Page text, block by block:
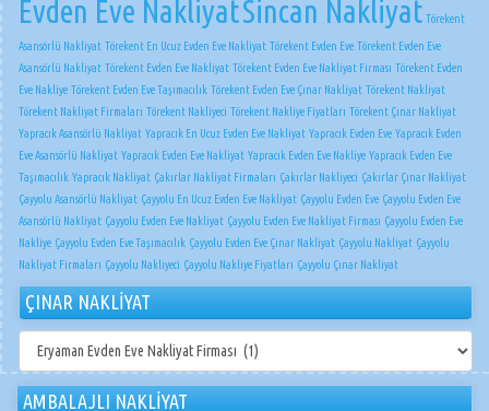
Evden Eve NakliyatSincan Nakliyat Törekent
Asansörlü Nakliyat Törekent En Ucuz Evden Eve Nakliyat Törekent Evden Eve Törekent Evden Eve
Asansörlü Nakliyat Törekent Evden Eve Nakliyat Törekent Evden Eve Nakliyat Firması Törekent Evden
Eve Nakliye Törekent Evden Eve Taşımacılık Törekent Evden Eve Çınar Nakliyat Törekent Nakliyat
Törekent Nakliyat Firmaları Törekent Nakliyeci Törekent Nakliye Fiyatları Törekent Çınar Nakliyat
Yapracık Asansörlü Nakliyat Yapracık En Ucuz Evden Eve Nakliyat Yapracık Evden Eve Yapracık Evden
Eve Asansörlü Nakliyat Yapracık Evden Eve Nakliyat Yapracık Evden Eve Nakliye Yapracık Evden Eve
Taşımacılık Yapracık Nakliyat Çakırlar Nakliyat Firmaları Çakırlar Nakliyeci Çakırlar Çınar Nakliyat
Çayyolu Asansörlü Nakliyat Çayyolu En Ucuz Evden Eve Nakliyat Çayyolu Evden Eve Çayyolu Evden Eve
Asansörlü Nakliyat Çayyolu Evden Eve Nakliyat Çayyolu Evden Eve Nakliyat Firması Çayyolu Evden Eve
Nakliye Çayyolu Evden Eve Taşımacılık Çayyolu Evden Eve Çınar Nakliyat Çayyolu Nakliyat Çayyolu
Nakliyat Firmaları Çayyolu Nakliyeci Çayyolu Nakliye Fiyatları Çayyolu Çınar Nakliyat
ÇINAR NAKLİYAT
NAKLİYAT
AMBALAJLI NAKLİYAT